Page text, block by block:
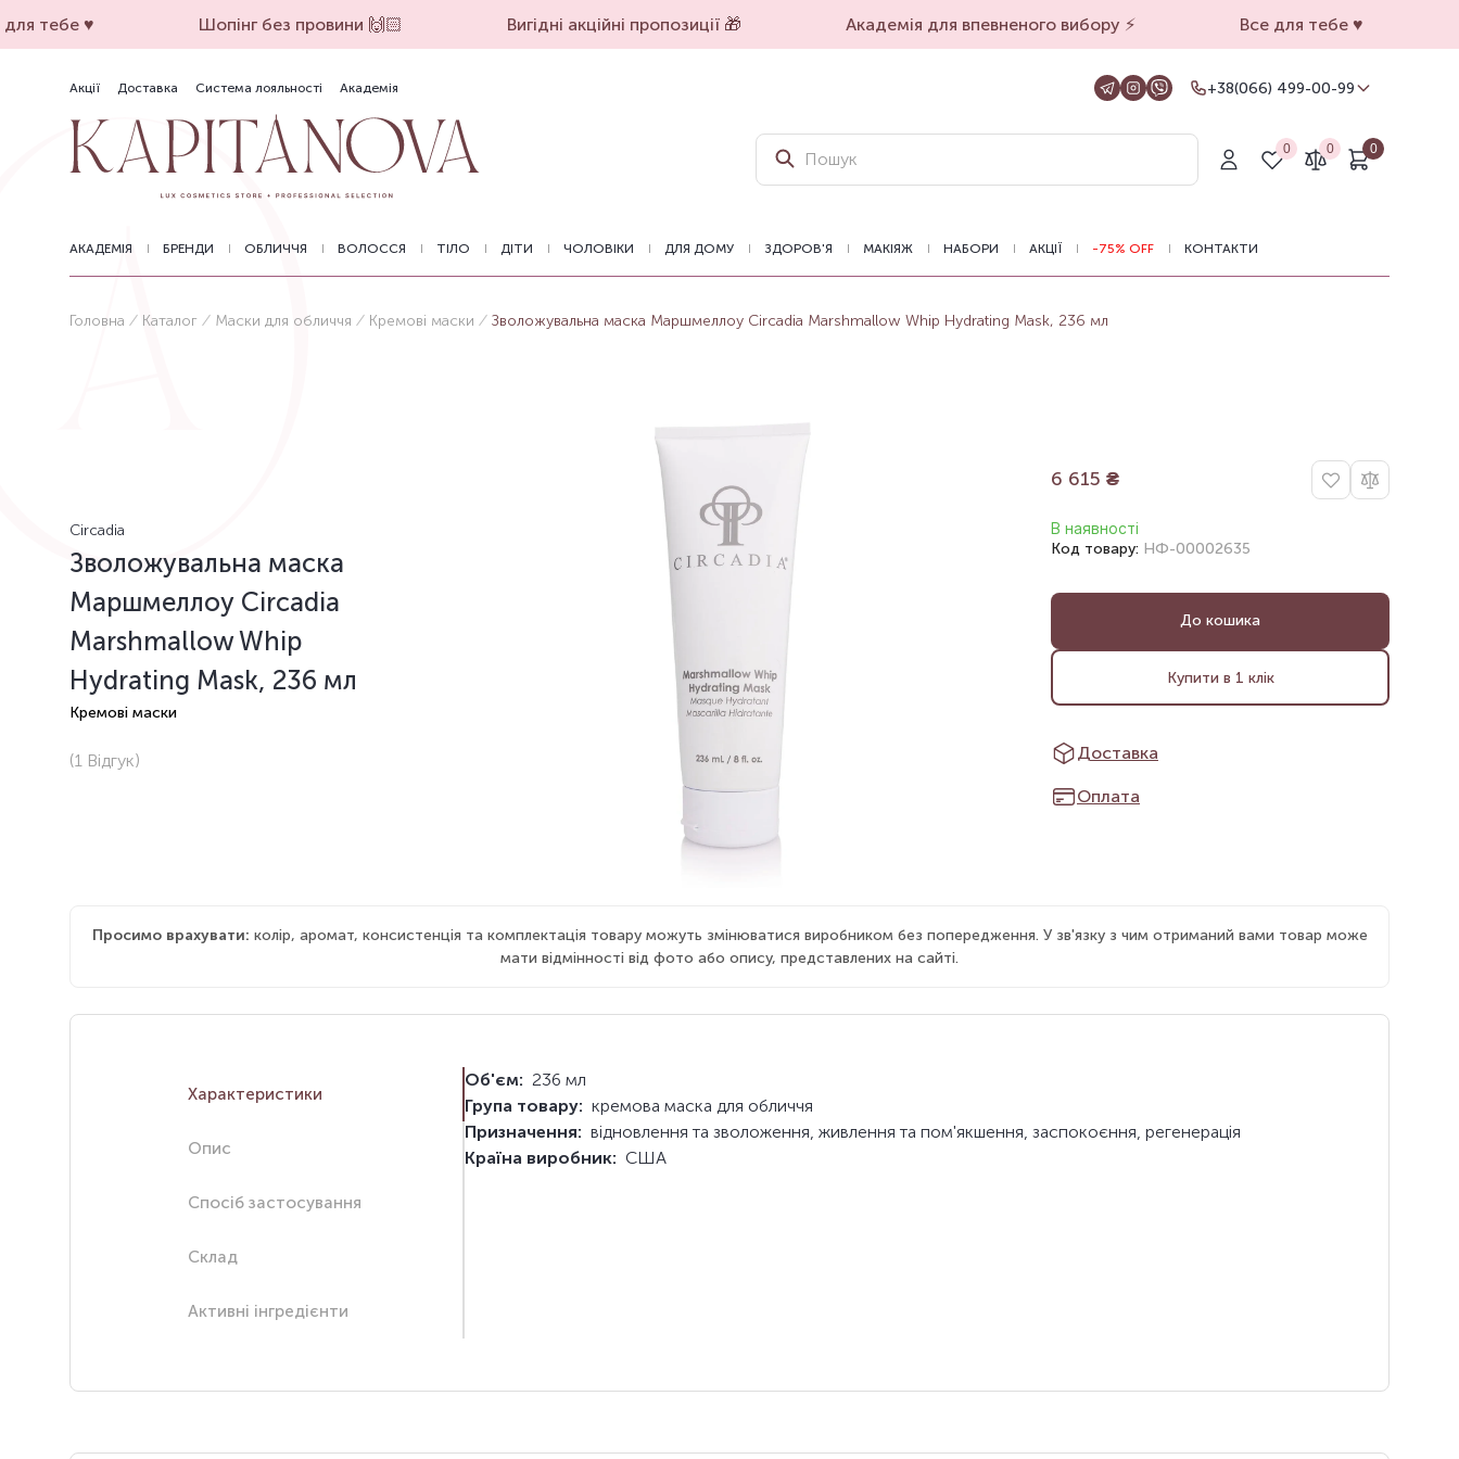
тебе ♥️ Шопінг без провини 🙌🏻 Вигідні акційні пропозиції 🎁 Академія для впевненого вибору ⚡️ Все для тебе ♥️
Акції Доставка Система лояльності Академія
+38(066) 499-00-99
Для замовлень на сайті
+38(099) 069-90-00
Магазин Харків
Оформлення замовлень на сайті
0 0 0
АКАДЕМІЯ БРЕНДИ ОБЛИЧЧЯ ВОЛОССЯ ТІЛО ДІТИ ЧОЛОВІКИ ДЛЯ ДОМУ ЗДОРОВ'Я МАКІЯЖ НАБОРИ АКЦІЇ -75% OFF КОНТАКТИ
Головна Каталог Маски для обличчя Кремові маски Зволожувальна маска Маршмеллоу Circadia Marshmallow Whip Hydrating Mask, 236 мл
Circadia
Зволожувальна маска
Маршмеллоу Circadia
Marshmallow Whip
Hydrating Mask, 236 мл
Кремові маски
(1 Відгук)
6 615 ₴
В наявності
Код товару: НФ-00002635
До кошика
Купити в 1 клік
Доставка
Оплата
Просимо врахувати: колір, аромат, консистенція та комплектація товару можуть змінюватися виробником без попередження. У зв'язку з чим отриманий вами товар може
мати відмінності від фото або опису, представлених на сайті.
Характеристики
Опис
Спосіб застосування
Склад
Активні інгредієнти
Об'єм: 236 мл
Група товару: кремова маска для обличчя
Призначення: відновлення та зволоження, живлення та пом'якшення, заспокоєння, регенерація
Країна виробник: США